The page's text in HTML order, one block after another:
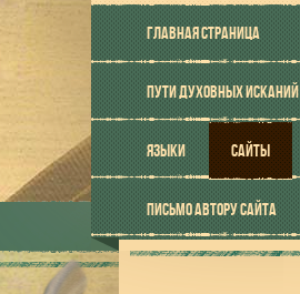
ГЛАВНАЯ СТРАНИЦА
ПУТИ ДУХОВНЫХ ИСКАНИЙ
ЯЗЫКИ САЙТЫ
ПИСЬМО АВТОРУ САЙТА